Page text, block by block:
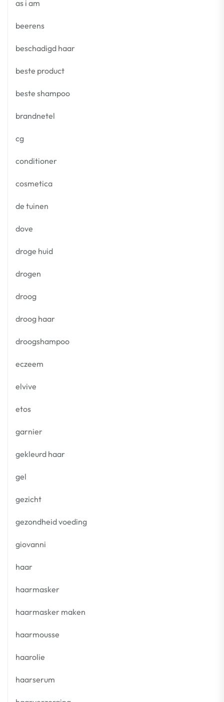
as i am
beerens
beschadigd haar
beste product
beste shampoo
brandnetel
cg
conditioner
cosmetica
de tuinen
dove
droge huid
drogen
droog
droog haar
droogshampoo
eczeem
elvive
etos
garnier
gekleurd haar
gel
gezicht
gezondheid voeding
giovanni
haar
haarmasker
haarmasker maken
haarmousse
haarolie
haarserum